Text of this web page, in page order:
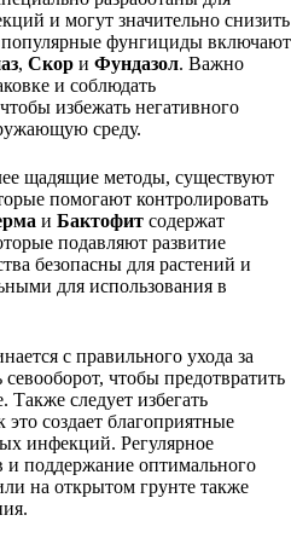
и могут значительно снизить
популярные фунгициды включают
, Скор и Фундазол. Важно
и соблюдать
избежать негативного
среду.
щадящие методы, существуют
помогают контролировать
и Бактофит содержат
подавляют развитие
безопасны для растений и
для использования в
с правильного ухода за
чтобы предотвратить
Также следует избегать
это создает благоприятные
инфекций. Регулярное
и поддержание оптимального
на открытом грунте также